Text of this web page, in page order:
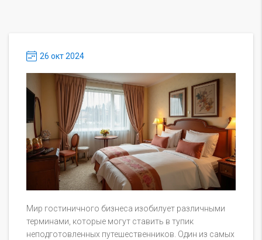
26 окт 2024
Мир гостиничного бизнеса изобилует различными
терминами, которые могут ставить в тупик
неподготовленных путешественников. Один из самых